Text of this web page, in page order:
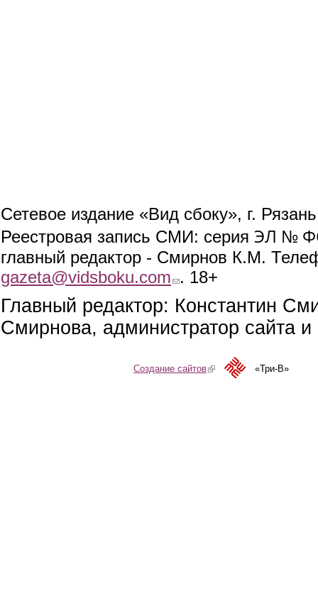
Сетевое издание «Вид сбоку», г.
Реестровая запись СМИ: серия ЭЛ №
главный редактор - Смирнов К.М.
gazeta@vidsboku.com (link sends e-mail)
. 18+
Главный редактор: Константин
Смирнова, администратор сайта
Создание сайтов(link is external)«Три-В»